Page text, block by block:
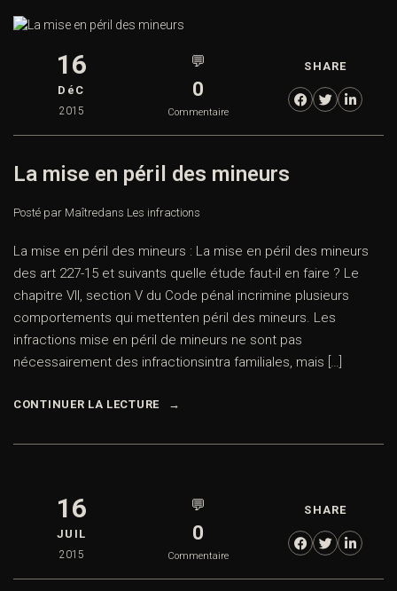
16
DéC
2015
💬
0
Commentaire
SHARE
La mise en péril des mineurs
Posté par Maîtredans Les infractions
La mise en péril des mineurs : La mise en péril des mineurs
des art 227-15 et suivants quelle étude faut-il en faire ? Le
chapitre VII, section V du Code pénal incrimine plusieurs
comportements qui mettenten péril des mineurs. Les
infractions mise en péril de mineurs ne sont pas
nécessairement des infractionsintra familiales, mais […]
CONTINUER LA LECTURE
16
JUIL
2015
💬
0
Commentaire
SHARE